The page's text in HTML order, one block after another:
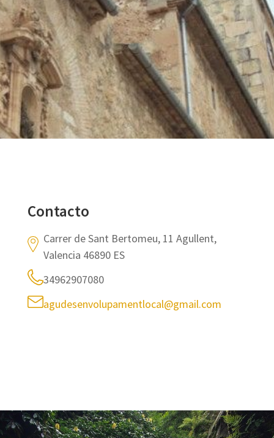
Contacto
Carrer de Sant Bertomeu, 11 Agullent,
Valencia 46890 ES
34962907080
agudesenvolupamentlocal@gmail.com